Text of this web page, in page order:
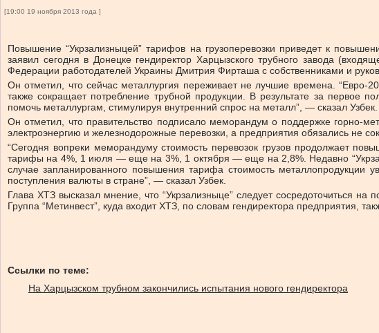
[19:00 19 ноября 2013 года ]
Повышение “Укрзализныцей” тарифов на грузоперевозки приведет к
заявил сегодня в Донецке гендиректор Харцызского трубного завода
Федерации работодателей Украины Дмитрия Фирташа с собственниками и
Он отметил, что сейчас металлургия переживает не лучшие времена. “Евро-
также сокращает потребление трубной продукции. В результате за первое
помочь металлургам, стимулируя внутренний спрос на металл”, — сказал Узбек.
Он отметил, что правительство подписало меморандум о поддержке горно-
электроэнергию и железнодорожные перевозки, а предприятия обязались не
“Сегодня вопреки меморандуму стоимость перевозок грузов продолжает
тарифы на 4%, 1 июля — еще на 3%, 1 октября — еще на 2,8%. Недавно
случае запланированного повышения тарифа стоимость металлопродукции
поступления валюты в стране”, — сказал Узбек.
Глава ХТЗ высказал мнение, что “Укрзализныце” следует сосредоточиться
Группа “Метинвест”, куда входит ХТЗ, по словам гендиректора предприятия,
Ссылки по теме:
На Харцызском трубном закончились испытания нового гендиректора